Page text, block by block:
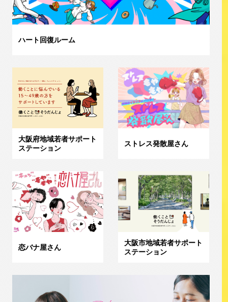
ハート回復ルーム
大阪府地域若者サポート
ステーション
ストレス発散屋さん
恋バナ屋さん
大阪市地域若者サポート
ステーション